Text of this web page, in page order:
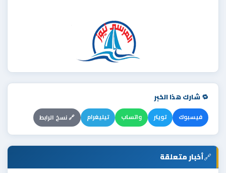
🔁 شارك هذا الخبر
فيسبوك تويتر واتساب تيليغرام 🔗 نسخ الرابط
🔗أخبار متعلقة